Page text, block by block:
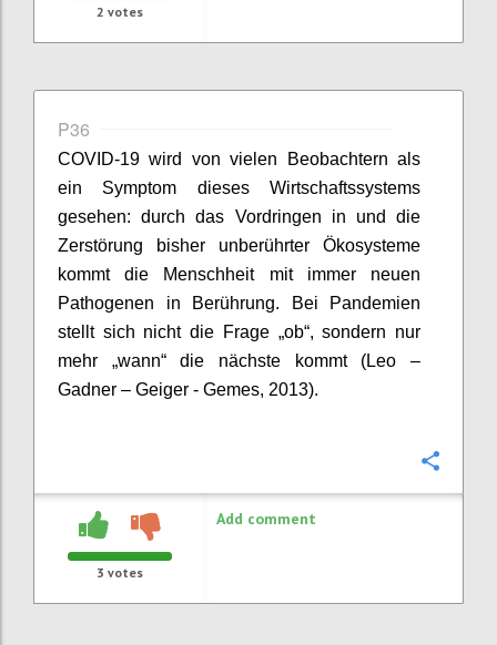
2 votes
P36
COVID-19 wird von vielen Beobachtern als
ein Symptom dieses Wirtschaftssystems
gesehen: durch das Vordringen in und die
Zerstörung bisher unberührter Ökosysteme
kommt die Menschheit mit immer neuen
Pathogenen in Berührung. Bei Pandemien
stellt sich nicht die Frage „ob“, sondern nur
mehr „wann“ die nächste kommt (Leo –
Gadner – Geiger - Gemes, 2013).
3 votes
Add comment